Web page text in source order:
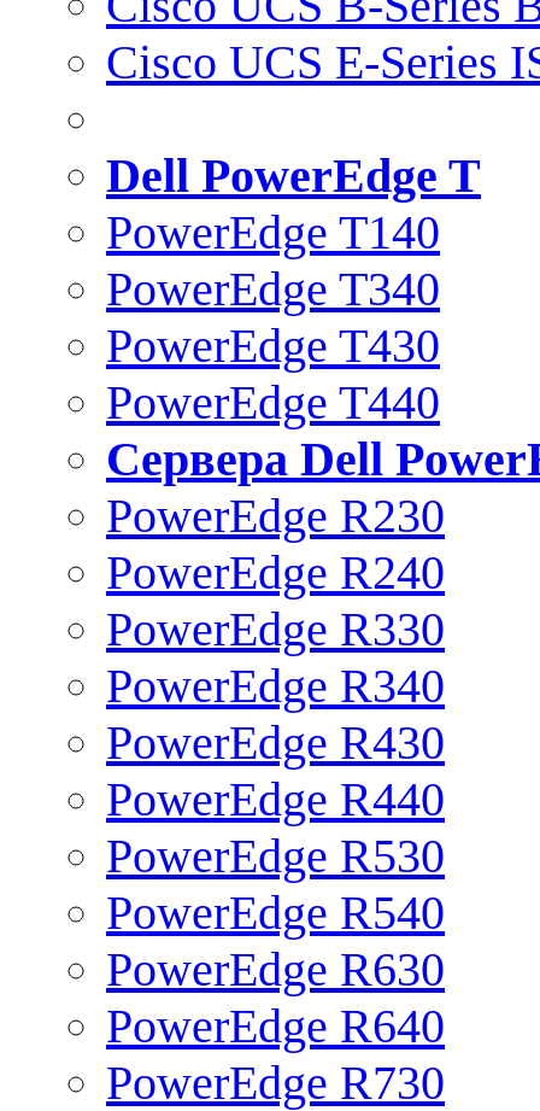
Cisco UCS E-Series
Dell PowerEdge T
PowerEdge T140
PowerEdge T340
PowerEdge T430
PowerEdge T440
Сервера Dell
PowerEdge R230
PowerEdge R240
PowerEdge R330
PowerEdge R340
PowerEdge R430
PowerEdge R440
PowerEdge R530
PowerEdge R540
PowerEdge R630
PowerEdge R640
PowerEdge R730